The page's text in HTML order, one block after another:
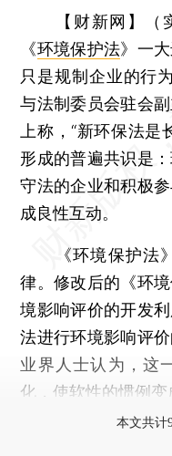
【财新网】
《环境保护法》一
只是规制企业的行
与法制委员会驻会
上称，“新环保法
形成的普遍共识是
守法的企业和积极
成良性互动。
《环境保护法》
律。修改后的《环
境影响评价的开发
法进行环境影响评
业界人士认为，这
化，使软性的惯例变
本文共计